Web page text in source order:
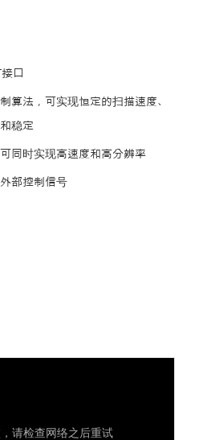
口
算法，可实现恒定的扫描速度、
稳定
同时实现高速度和高分辨率
部控制信号